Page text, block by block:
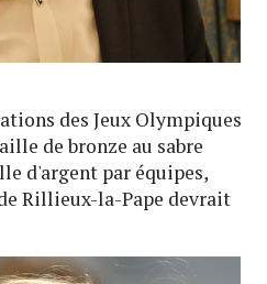
des Jeux Olympiques
de bronze au sabre
d'argent par équipes,
Rillieux-la-Pape devrait